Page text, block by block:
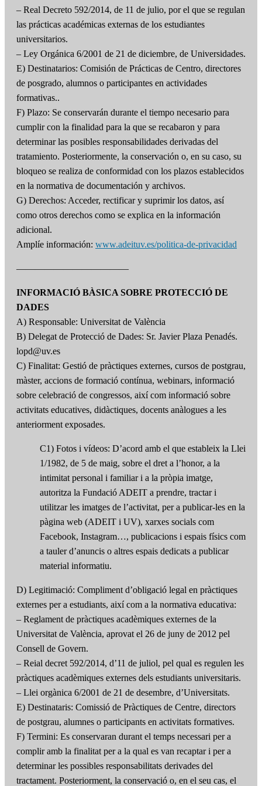
– Real Decreto 592/2014, de 11 de julio, por el que se regulan
las prácticas académicas externas de los estudiantes
universitarios.
– Ley Orgánica 6/2001 de 21 de diciembre, de Universidades.
E) Destinatarios: Comisión de Prácticas de Centro, directores
de posgrado, alumnos o participantes en actividades
formativas..
F) Plazo: Se conservarán durante el tiempo necesario para
cumplir con la finalidad para la que se recabaron y para
determinar las posibles responsabilidades derivadas del
tratamiento. Posteriormente, la conservación o, en su caso, su
bloqueo se realiza de conformidad con los plazos establecidos
en la normativa de documentación y archivos.
G) Derechos: Acceder, rectificar y suprimir los datos, así
como otros derechos como se explica en la información
adicional.
Amplíe información: www.adeituv.es/politica-de-privacidad
————————————
INFORMACIÓ BÀSICA SOBRE PROTECCIÓ DE
DADES
A) Responsable: Universitat de València
B) Delegat de Protecció de Dades: Sr. Javier Plaza Penadés.
lopd@uv.es
C) Finalitat: Gestió de pràctiques externes, cursos de postgrau,
màster, accions de formació contínua, webinars, informació
sobre celebració de congressos, així com informació sobre
activitats educatives, didàctiques, docents anàlogues a les
anteriorment exposades.
C1) Fotos i vídeos: D’acord amb el que estableix la Llei
1/1982, de 5 de maig, sobre el dret a l’honor, a la
intimitat personal i familiar i a la pròpia imatge,
autoritza la Fundació ADEIT a prendre, tractar i
utilitzar les imatges de l’activitat, per a publicar-les en la
pàgina web (ADEIT i UV), xarxes socials com
Facebook, Instagram…, publicacions i espais físics com
a tauler d’anuncis o altres espais dedicats a publicar
material informatiu.
D) Legitimació: Compliment d’obligació legal en pràctiques
externes per a estudiants, així com a la normativa educativa:
– Reglament de pràctiques acadèmiques externes de la
Universitat de València, aprovat el 26 de juny de 2012 pel
Consell de Govern.
– Reial decret 592/2014, d’11 de juliol, pel qual es regulen les
pràctiques acadèmiques externes dels estudiants universitaris.
– Llei orgànica 6/2001 de 21 de desembre, d’Universitats.
E) Destinataris: Comissió de Pràctiques de Centre, directors
de postgrau, alumnes o participants en activitats formatives.
F) Termini: Es conservaran durant el temps necessari per a
complir amb la finalitat per a la qual es van recaptar i per a
determinar les possibles responsabilitats derivades del
tractament. Posteriorment, la conservació o, en el seu cas, el